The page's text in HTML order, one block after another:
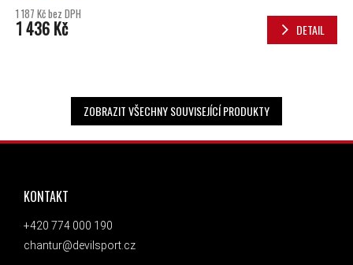
1 187 Kč bez DPH
1 436 Kč DETAIL
ZOBRAZIT VŠECHNY SOUVISEJÍCÍ PRODUKTY
ZÁPATÍ
KONTAKT
+420 774 000 190
chantur@devilsport.cz